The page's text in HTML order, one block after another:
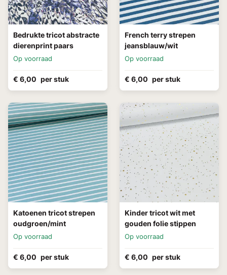
Bedrukte tricot abstracte
dierenprint paars
Op voorraad
€ 6,00 per stuk
French terry strepen
jeansblauw/wit
Op voorraad
€ 6,00 per stuk
Katoenen tricot strepen
oudgroen/mint
Op voorraad
€ 6,00 per stuk
Kinder tricot wit met
gouden folie stippen
Op voorraad
€ 6,00 per stuk